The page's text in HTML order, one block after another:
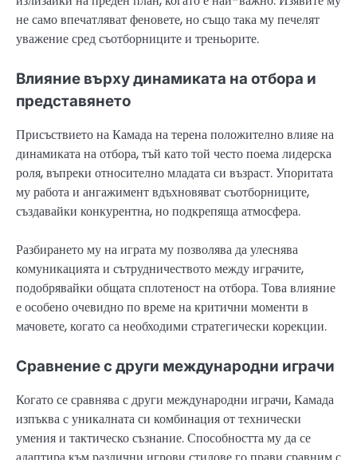
не само впечатляват феновете, но също така му печелят
уважение сред съотборниците и треньорите.
Влияние върху динамиката на отбора и
представянето
Присъствието на Камада на терена положително влияе на
динамиката на отбора, тъй като той често поема лидерска
роля, въпреки относително младата си възраст. Упоритата
му работа и ангажимент вдъхновяват съотборниците,
създавайки конкурентна, но подкрепяща атмосфера.
Разбирането му на играта му позволява да улеснява
комуникацията и сътрудничеството между играчите,
подобрявайки общата сплотеност на отбора. Това влияние
е особено очевидно по време на критични моменти в
мачовете, когато са необходими стратегически корекции.
Сравнение с други международни играчи
Когато се сравнява с други международни играчи, Камада
изпъква с уникалната си комбинация от технически
умения и тактическо съзнание. Способността му да се